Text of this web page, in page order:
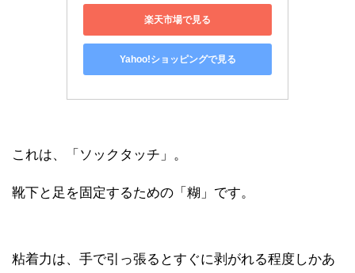
楽天市場で見る
Yahoo!ショッピングで見る
これは、「ソックタッチ」。
靴下と足を固定するための「糊」です。
粘着力は、手で引っ張るとすぐに剥がれる程度しかあ